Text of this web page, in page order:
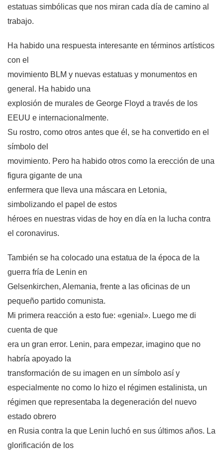
estatuas simbólicas que nos miran cada día de camino al
trabajo.
Ha habido una respuesta interesante en términos artísticos
con el
movimiento BLM y nuevas estatuas y monumentos en
general. Ha habido una
explosión de murales de George Floyd a través de los
EEUU e internacionalmente.
Su rostro, como otros antes que él, se ha convertido en el
símbolo del
movimiento. Pero ha habido otros como la erección de una
figura gigante de una
enfermera que lleva una máscara en Letonia,
simbolizando el papel de estos
héroes en nuestras vidas de hoy en día en la lucha contra
el coronavirus.
También se ha colocado una estatua de la época de la
guerra fría de Lenin en
Gelsenkirchen, Alemania, frente a las oficinas de un
pequeño partido comunista.
Mi primera reacción a esto fue: «genial». Luego me di
cuenta de que
era un gran error. Lenin, para empezar, imagino que no
habría apoyado la
transformación de su imagen en un símbolo así y
especialmente no como lo hizo el régimen estalinista, un
régimen que representaba la degeneración del nuevo
estado obrero
en Rusia contra la que Lenin luchó en sus últimos años. La
glorificación de los